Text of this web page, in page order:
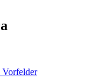
Vorfelder